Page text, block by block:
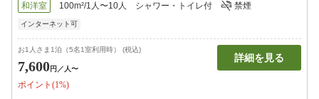
和洋室 100m²/1人〜10人 シャワー・トイレ付 禁煙
インターネット可
お1人さま1泊（5名1室利用時） (税込)
7,600円 ／人〜
ポイント(1%)
詳細を見る